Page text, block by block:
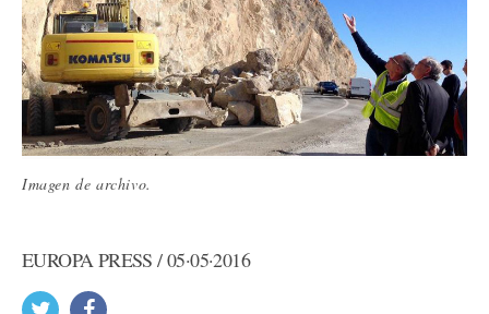
Imagen de archivo.
EUROPA PRESS / 05·05·2016